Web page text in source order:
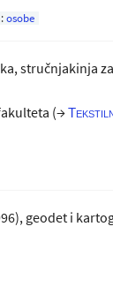
osobe
stručnjakinja
(→
geodet i